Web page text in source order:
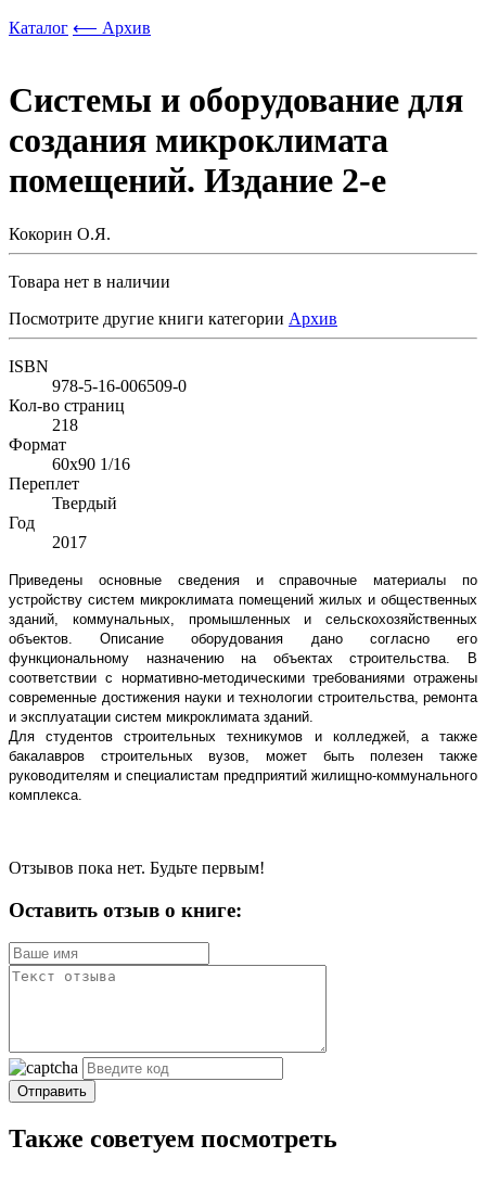
Каталог ⟵ Архив
Системы и оборудование для
создания микроклимата
помещений. Издание 2-е
Кокорин О.Я.
Товара нет в наличии
Посмотрите другие книги категории Архив
ISBN
978-5-16-006509-0
Кол-во страниц
218
Формат
60x90 1/16
Переплет
Твердый
Год
2017
Приведены основные сведения и справочные материалы по
устройству систем микроклимата помещений жилых и общественных
зданий, коммунальных, промышленных и сельскохозяйственных
объектов. Описание оборудования дано согласно его
функциональному назначению на объектах строительства. В
соответствии с нормативно-методическими требованиями отражены
современные достижения науки и технологии строительства, ремонта
и эксплуатации систем микроклимата зданий.
Для студентов строительных техникумов и колледжей, а также
бакалавров строительных вузов, может быть полезен также
руководителям и специалистам предприятий жилищно-коммунального
комплекса.
Отзывов пока нет. Будьте первым!
Оставить отзыв о книге:
Отправить
Также советуем посмотреть